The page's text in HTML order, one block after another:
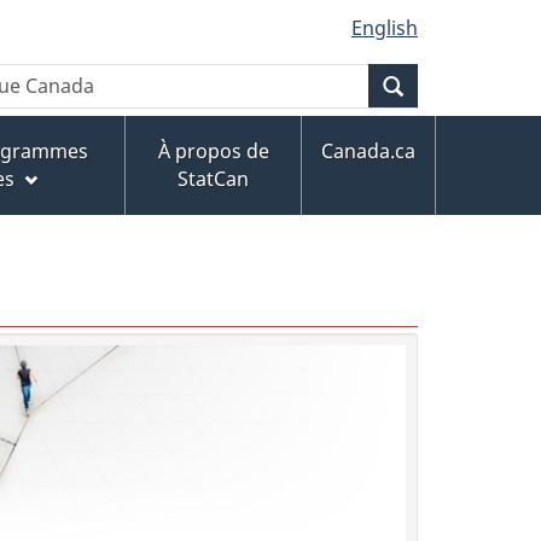
English
À propos de
StatCan
Canada.ca